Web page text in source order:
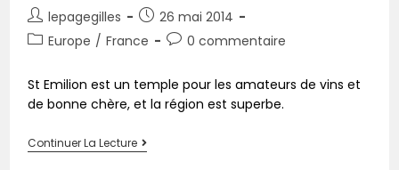
lepagegilles
26 mai 2014
Europe / France 0 commentaire
St Emilion est un temple pour les amateurs de vins et
de bonne chère, et la région est superbe.
Continuer La Lecture